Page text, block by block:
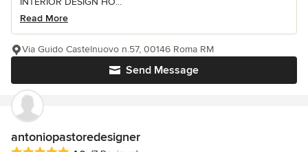
Read More
Send Message
Via Guido Castelnuovo n.57, 00146 Roma RM
antoniopastoredesigner